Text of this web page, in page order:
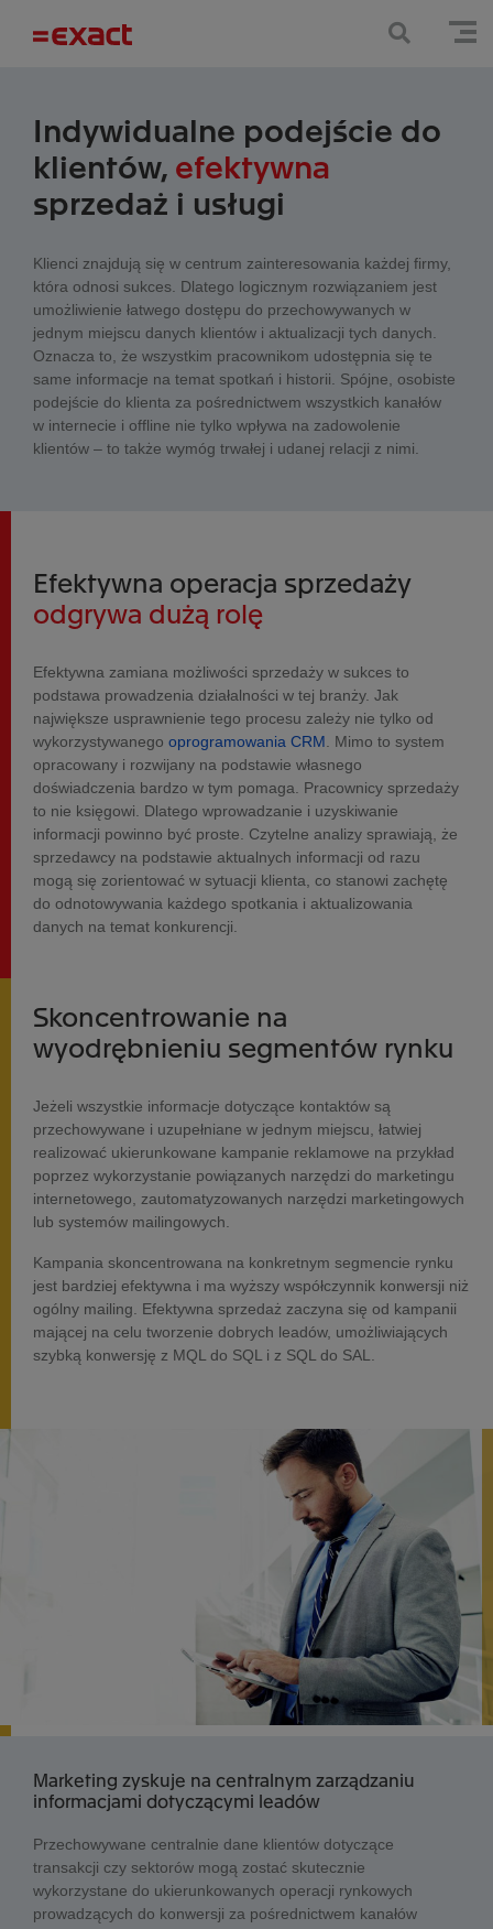
Indywidualne podejście do
klientów, efektywna
sprzedaż i usługi
Klienci znajdują się w centrum zainteresowania każdej firmy,
która odnosi sukces. Dlatego logicznym rozwiązaniem jest
umożliwienie łatwego dostępu do przechowywanych w
jednym miejscu danych klientów i aktualizacji tych danych.
Oznacza to, że wszystkim pracownikom udostępnia się te
same informacje na temat spotkań i historii. Spójne, osobiste
podejście do klienta za pośrednictwem wszystkich kanałów
w internecie i offline nie tylko wpływa na zadowolenie
klientów – to także wymóg trwałej i udanej relacji z nimi.
Efektywna operacja sprzedaży
odgrywa dużą rolę
Efektywna zamiana możliwości sprzedaży w sukces to
podstawa prowadzenia działalności w tej branży. Jak
największe usprawnienie tego procesu zależy nie tylko od
wykorzystywanego oprogramowania CRM . Mimo to system
opracowany i rozwijany na podstawie własnego
doświadczenia bardzo w tym pomaga. Pracownicy sprzedaży
to nie księgowi. Dlatego wprowadzanie i uzyskiwanie
informacji powinno być proste. Czytelne analizy sprawiają, że
sprzedawcy na podstawie aktualnych informacji od razu
mogą się zorientować w sytuacji klienta, co stanowi zachętę
do odnotowywania każdego spotkania i aktualizowania
danych na temat konkurencji.
Skoncentrowanie na
wyodrębnieniu segmentów rynku
Jeżeli wszystkie informacje dotyczące kontaktów są
przechowywane i uzupełniane w jednym miejscu, łatwiej
realizować ukierunkowane kampanie reklamowe na przykład
poprzez wykorzystanie powiązanych narzędzi do marketingu
internetowego, zautomatyzowanych narzędzi marketingowych
lub systemów mailingowych.
Kampania skoncentrowana na konkretnym segmencie rynku
jest bardziej efektywna i ma wyższy współczynnik konwersji niż
ogólny mailing. Efektywna sprzedaż zaczyna się od kampanii
mającej na celu tworzenie dobrych leadów, umożliwiających
szybką konwersję z MQL do SQL i z SQL do SAL.
Marketing zyskuje na centralnym zarządzaniu
informacjami dotyczącymi leadów
Przechowywane centralnie dane klientów dotyczące
transakcji czy sektorów mogą zostać skutecznie
wykorzystane do ukierunkowanych operacji rynkowych
prowadzących do konwersji za pośrednictwem kanałów